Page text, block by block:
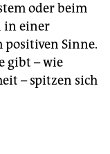
oder beim
in einer
positiven Sinne.
gibt – wie
– spitzen sich